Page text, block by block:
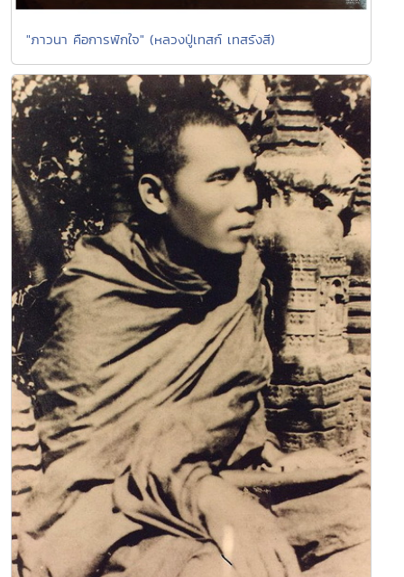
"ภาวนา คือการพักใจ" (หลวงปู่เทสก์ เทสรังสี)